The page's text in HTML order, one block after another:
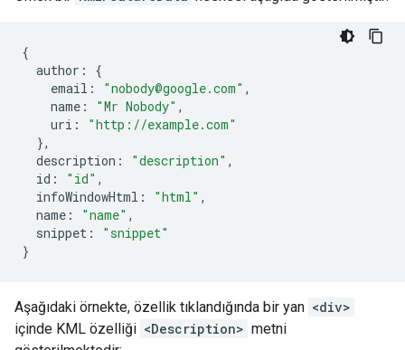
{
author :
{
email : "nobody@google.com" ,
name : "Mr Nobody" ,
uri :
"http://example.com"
},
description : "description" ,
id : "id" ,
infoWindowHtml : "html" ,
name : "name" ,
snippet :
"snippet"
}
Aşağıdaki örnekte, özellik tıklandığında bir yan <div>
içinde KML özelliği <Description> metni